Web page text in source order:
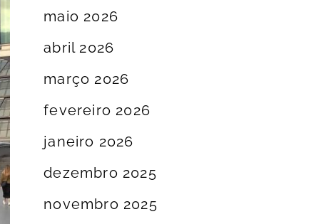
maio 2026
abril 2026
março 2026
fevereiro 2026
janeiro 2026
dezembro 2025
novembro 2025